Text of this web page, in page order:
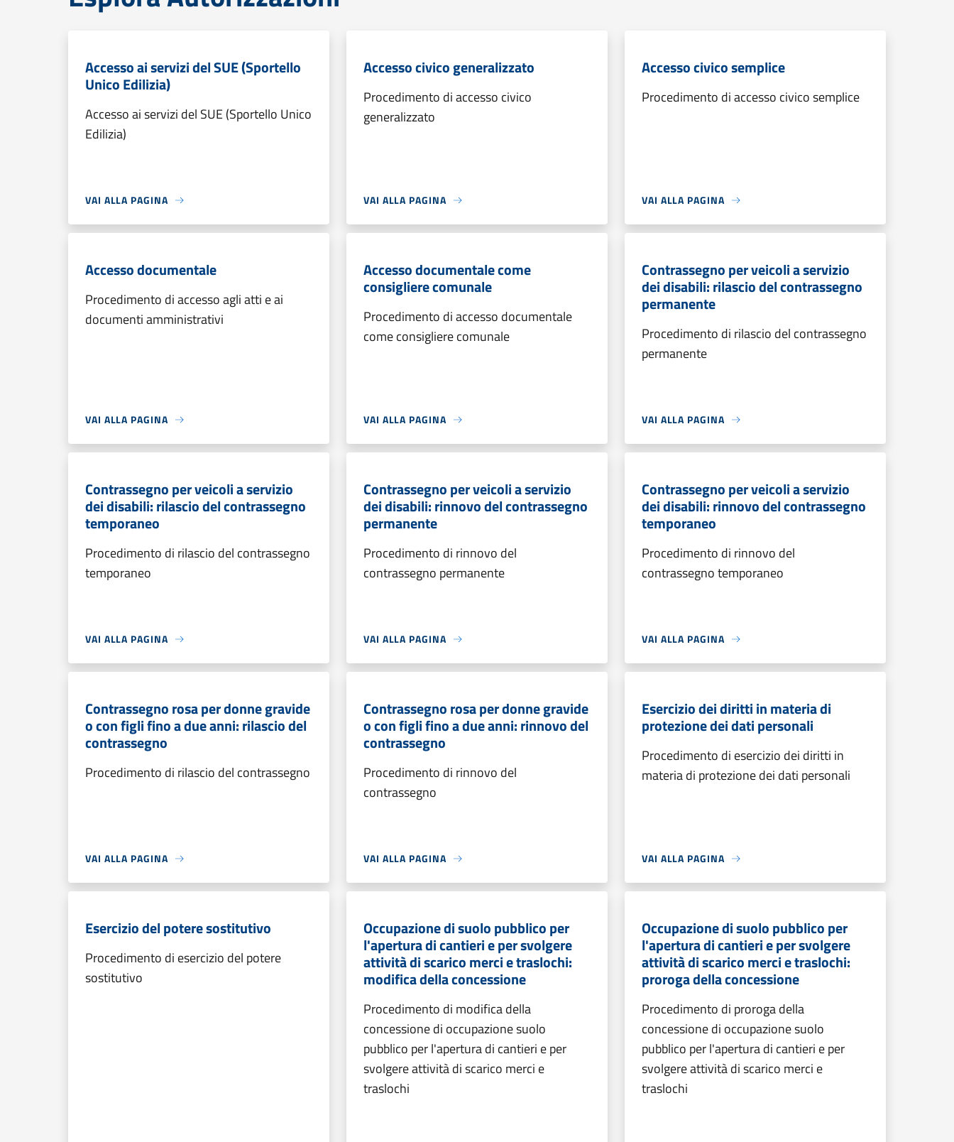
Accesso ai servizi del SUE (Sportello
Unico Edilizia)
Accesso ai servizi del SUE (Sportello Unico
Edilizia)
VAI ALLA PAGINA
Accesso civico generalizzato
Procedimento di accesso civico
generalizzato
VAI ALLA PAGINA
Accesso civico semplice
Procedimento di accesso civico semplice
VAI ALLA PAGINA
Accesso documentale
Procedimento di accesso agli atti e ai
documenti amministrativi
VAI ALLA PAGINA
Accesso documentale come
consigliere comunale
Procedimento di accesso documentale
come consigliere comunale
VAI ALLA PAGINA
Contrassegno per veicoli a servizio
dei disabili: rilascio del contrassegno
permanente
Procedimento di rilascio del contrassegno
permanente
VAI ALLA PAGINA
Contrassegno per veicoli a servizio
dei disabili: rilascio del contrassegno
temporaneo
Procedimento di rilascio del contrassegno
temporaneo
VAI ALLA PAGINA
Contrassegno per veicoli a servizio
dei disabili: rinnovo del contrassegno
permanente
Procedimento di rinnovo del
contrassegno permanente
VAI ALLA PAGINA
Contrassegno per veicoli a servizio
dei disabili: rinnovo del contrassegno
temporaneo
Procedimento di rinnovo del
contrassegno temporaneo
VAI ALLA PAGINA
Contrassegno rosa per donne gravide
o con figli fino a due anni: rilascio del
contrassegno
Procedimento di rilascio del contrassegno
VAI ALLA PAGINA
Contrassegno rosa per donne gravide
o con figli fino a due anni: rinnovo del
contrassegno
Procedimento di rinnovo del
contrassegno
VAI ALLA PAGINA
Esercizio dei diritti in materia di
protezione dei dati personali
Procedimento di esercizio dei diritti in
materia di protezione dei dati personali
VAI ALLA PAGINA
Esercizio del potere sostitutivo
Procedimento di esercizio del potere
sostitutivo
Occupazione di suolo pubblico per
l'apertura di cantieri e per svolgere
attività di scarico merci e traslochi:
modifica della concessione
Procedimento di modifica della
concessione di occupazione suolo
pubblico per l'apertura di cantieri e per
svolgere attività di scarico merci e
traslochi
Occupazione di suolo pubblico per
l'apertura di cantieri e per svolgere
attività di scarico merci e traslochi:
proroga della concessione
Procedimento di proroga della
concessione di occupazione suolo
pubblico per l'apertura di cantieri e per
svolgere attività di scarico merci e
traslochi